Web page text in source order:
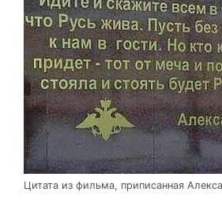
Цитата из фильма, приписанная